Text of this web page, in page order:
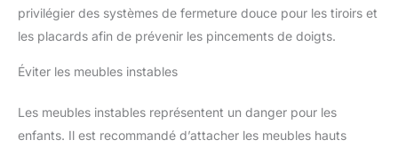
privilégier des systèmes de fermeture douce pour les tiroirs et
les placards afin de prévenir les pincements de doigts.
Éviter les meubles instables
Les meubles instables représentent un danger pour les
enfants. Il est recommandé d’attacher les meubles hauts